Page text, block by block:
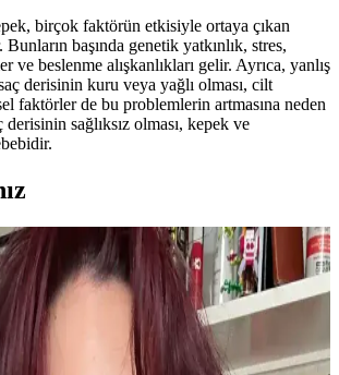
birçok faktörün etkisiyle ortaya çıkan
Bunların başında genetik yatkınlık, stres,
ve beslenme alışkanlıkları gelir. Ayrıca, yanlış
derisinin kuru veya yağlı olması, cilt
faktörler de bu problemlerin artmasına neden
sağlıksız olması, kepek ve
Uzatma Serumu ve Kara Sarımsak
Yeni Dönem
ve kara sarımsak yağı, saç sağlığını
azaltır, güçlendirir ve parlaklık kazandırır.
etkili sonuçlar sağlar.